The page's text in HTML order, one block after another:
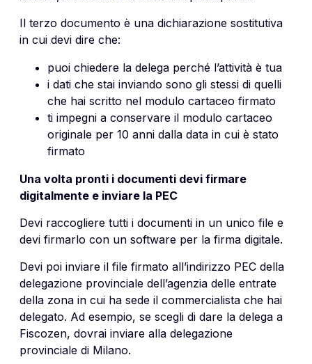
Il terzo documento è una dichiarazione sostitutiva
in cui devi dire che:
puoi chiedere la delega perché l’attività è tua
i dati che stai inviando sono gli stessi di quelli
che hai scritto nel modulo cartaceo firmato
ti impegni a conservare il modulo cartaceo
originale per 10 anni dalla data in cui è stato
firmato
Una volta pronti i documenti devi firmare
digitalmente e inviare la PEC
Devi raccogliere tutti i documenti in un unico file e
devi firmarlo con un software per la firma digitale.
Devi poi inviare il file firmato all’indirizzo PEC della
delegazione provinciale dell’agenzia delle entrate
della zona in cui ha sede il commercialista che hai
delegato. Ad esempio, se scegli di dare la delega a
Fiscozen, dovrai inviare alla delegazione
provinciale di Milano.